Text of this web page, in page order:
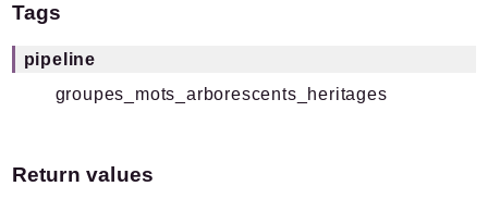
Tags
pipeline
groupes_mots_arborescents_heritages
Return values